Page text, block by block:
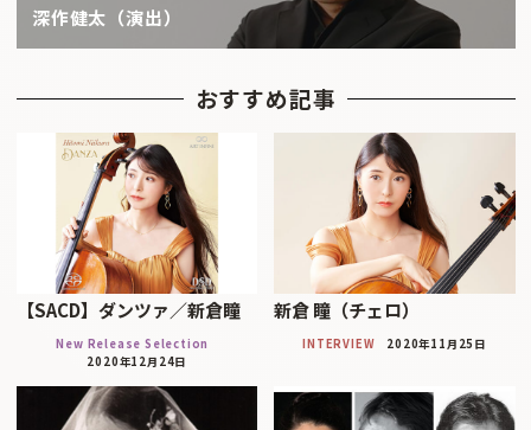
深作健太（演出）
おすすめ記事
【SACD】ダンツァ／新倉瞳
New Release Selection
2020年12月24日
新倉 瞳（チェロ）
INTERVIEW 2020年11月25日